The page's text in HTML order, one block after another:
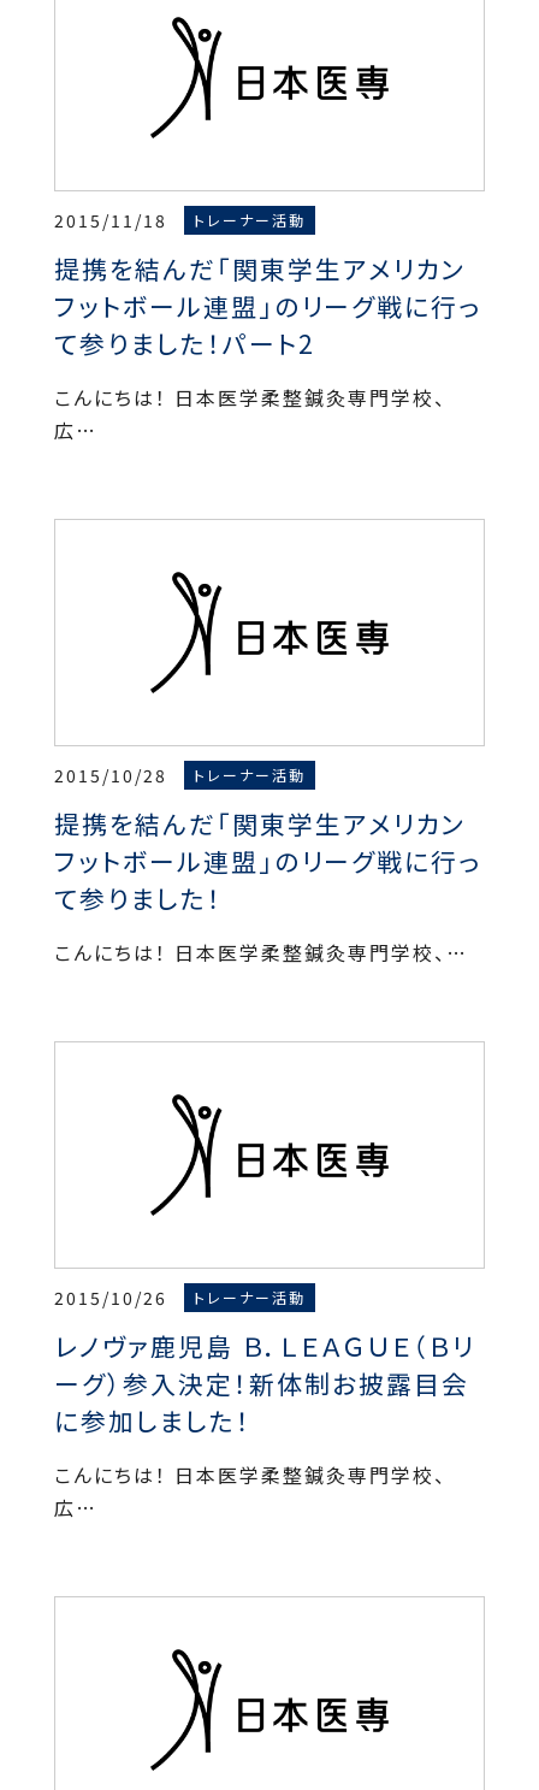
2015/11/18 トレーナー活動
提携を結んだ「関東学生アメリカン
フットボール連盟」のリーグ戦に行っ
て参りました！パート2
こんにちは！ 日本医学柔整鍼灸専門学校、
広…
2015/10/28 トレーナー活動
提携を結んだ「関東学生アメリカン
フットボール連盟」のリーグ戦に行っ
て参りました！
こんにちは！ 日本医学柔整鍼灸専門学校、…
2015/10/26 トレーナー活動
レノヴァ鹿児島 Ｂ．ＬＥＡＧＵＥ（Ｂリ
ーグ）参入決定！新体制お披露目会
に参加しました！
こんにちは！ 日本医学柔整鍼灸専門学校、
広…